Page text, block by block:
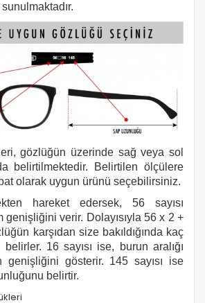
gözlüğün üzerinde sağ veya sol
belirtilmektedir. Belirtilen ölçülere
olarak uygun ürünü seçebilirsiniz.
hareket edersek, 56 sayısı
genişliğini verir. Dolayısıyla 56 x 2 +
karşıdan size bakıldığında kaç
16 sayısı ise, burun aralığı
genişliğini gösterir. 145 sayısı ise
belirtir.